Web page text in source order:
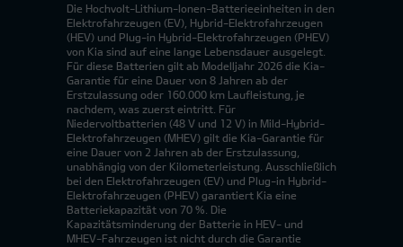
Die Hochvolt-Lithium-Ionen-Batterieeinheiten in den
Elektrofahrzeugen (EV), Hybrid-Elektrofahrzeugen
(HEV) und Plug-in Hybrid-Elektrofahrzeugen (PHEV)
von Kia sind auf eine lange Lebensdauer ausgelegt.
Für diese Batterien gilt ab Modelljahr 2026 die Kia-
Garantie für eine Dauer von 8 Jahren ab der
Erstzulassung oder 160.000 km Laufleistung, je
nachdem, was zuerst eintritt. Für
Niedervoltbatterien (48 V und 12 V) in Mild-Hybrid-
Elektrofahrzeugen (MHEV) gilt die Kia-Garantie für
eine Dauer von 2 Jahren ab der Erstzulassung,
unabhängig von der Kilometerleistung. Ausschließlich
bei den Elektrofahrzeugen (EV) und Plug-in Hybrid-
Elektrofahrzeugen (PHEV) garantiert Kia eine
Batteriekapazität von 70 %. Die
Kapazitätsminderung der Batterie in HEV- und
MHEV-Fahrzeugen ist nicht durch die Garantie